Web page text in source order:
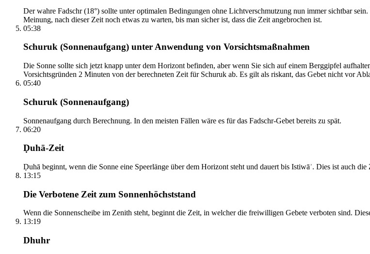
Der wahre Fadschr (18°) sollte unter optimalen Bedingungen ohne Lichtverschmutzung nun immer sichtbar
Meinung, nach dieser Zeit noch etwas zu warten, bis man sicher ist, dass die Zeit angebrochen ist.
05:38
Schuruk (Sonnenaufgang) unter Anwendung von Vorsichtsmaßnahmen
Die Sonne sollte sich jetzt knapp unter dem Horizont befinden, aber wenn Sie sich auf einem Berggipfel
Vorsichtsgründen 2 Minuten von der berechneten Zeit für Schuruk ab. Es gilt als riskant, das Gebet nicht vor
05:40
Schuruk (Sonnenaufgang)
Sonnenaufgang durch Berechnung. In den meisten Fällen wäre es für das Fadschr-Gebet bereits zu spät.
06:20
Ḍuhā-Zeit
Ḍuhā beginnt, wenn die Sonne eine Speerlänge über dem Horizont steht und dauert bis Istiwāʾ. Dies ist auch die
13:15
Die Verbotene Zeit zum Sonnenhöchststand
Wenn die Sonnenscheibe im Zenith steht, beginnt die Zeit, in welcher die freiwilligen Gebete verboten sind.
13:19
Dhuhr